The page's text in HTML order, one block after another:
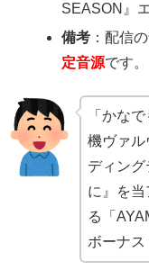
SEASON』
備考 ：配信
定音源です。
「かな
機ヴァ
ディン
に』を
る「
ボーナス